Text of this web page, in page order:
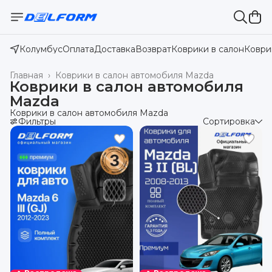
КолумбусОплатаДоставкаВозвратКоврики в салон
Коврики в салон автомобиля Mazda
Главная ›
Коврики в салон автомобиля
Mazda
Коврики в салон автомобиля Mazda
Фильтры Сортировка